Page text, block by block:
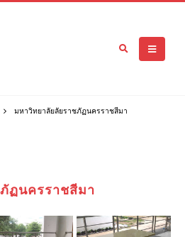
มหาวิทยาลัยลัยราชภัฏนครราชสีมา
ฏนครราชสีมา